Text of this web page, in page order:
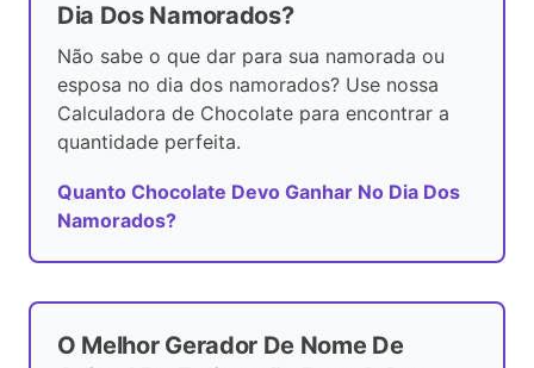
Dia Dos Namorados?
Não sabe o que dar para sua namorada ou
esposa no dia dos namorados? Use nossa
Calculadora de Chocolate para encontrar a
quantidade perfeita.
Quanto Chocolate Devo Ganhar No Dia Dos
Namorados?
O Melhor Gerador De Nome De